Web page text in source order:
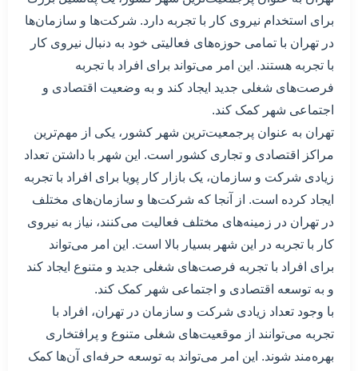
برای استخدام نیروی کار با تجربه دارد. شرکت‌ها و سازمان‌ها
در تهران با تمامی حوزه‌های فعالیتی خود به دنبال نیروی کار
با تجربه هستند. این امر می‌تواند برای افراد با تجربه
فرصت‌های شغلی جدید ایجاد کند و به وضعیت اقتصادی و
اجتماعی شهر کمک کند.
تهران به عنوان پرجمعیت‌ترین شهر کشور، یکی از مهم‌ترین
مراکز اقتصادی و تجاری کشور است. این شهر با داشتن تعداد
زیادی شرکت و سازمان، یک بازار کار پویا برای افراد با تجربه
ایجاد کرده است. از آنجا که شرکت‌ها و سازمان‌های مختلف
در تهران در زمینه‌های مختلف فعالیت می‌کنند، نیاز به نیروی
کار با تجربه در این شهر بسیار بالا است. این امر می‌تواند
برای افراد با تجربه فرصت‌های شغلی جدید و متنوع ایجاد کند
و به توسعه اقتصادی و اجتماعی شهر کمک کند.
با وجود تعداد زیادی شرکت و سازمان در تهران، افراد با
تجربه می‌توانند از موقعیت‌های شغلی متنوع و پرافتخاری
بهره‌مند شوند. این امر می‌تواند به توسعه حرفه‌ای آن‌ها کمک